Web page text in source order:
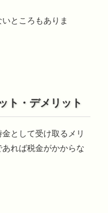
ところもありま
ト・デメリット
として受け取るメリ
れば税金がかからな